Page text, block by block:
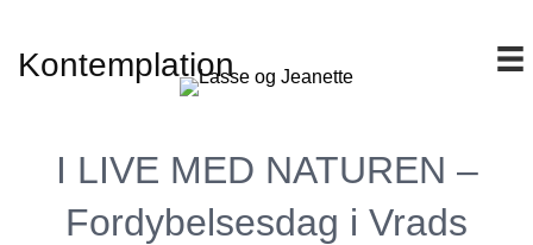
Kontemplation
I LIVE MED NATUREN –
Fordybelsesdag i Vrads